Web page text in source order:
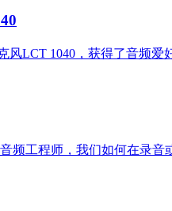
LCT 1040，获得了音频
频工程师，我们如何在录音